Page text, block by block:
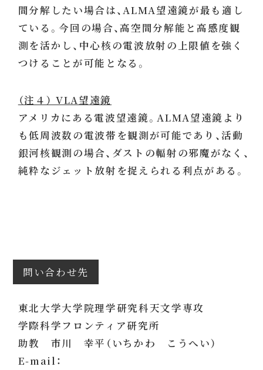
間分解したい場合は、ALMA望遠鏡が最も適し
ている。今回の場合、高空間分解能と高感度観
測を活かし、中心核の電波放射の上限値を強く
つけることが可能となる。
（注４） VLA望遠鏡
アメリカにある電波望遠鏡。ALMA望遠鏡より
も低周波数の電波帯を観測が可能であり、活動
銀河核観測の場合、ダストの輻射の邪魔がなく、
純粋なジェット放射を捉えられる利点がある。
問い合わせ先
東北大学大学院理学研究科天文学専攻
学際科学フロンティア研究所
助教 市川 幸平（いちかわ こうへい）
E-mail：